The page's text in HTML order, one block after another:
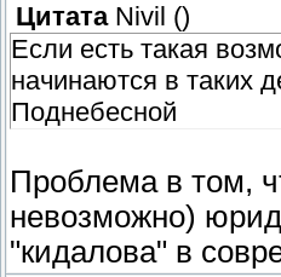
Цитата Nivil ()
Если есть такая
начинаются в таких
Поднебесной
Проблема в том,
невозможно)
"кидалова" в